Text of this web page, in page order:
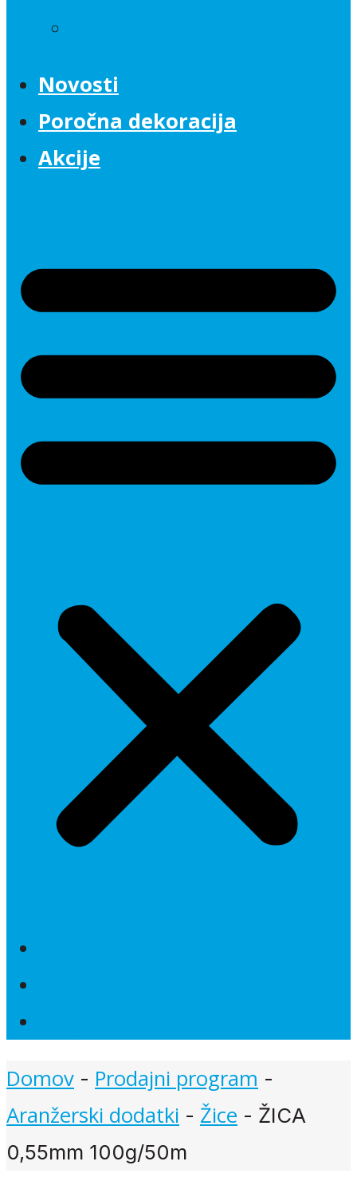
Novosti
Poročna dekoracija
Akcije
Domov - Prodajni program -
Aranžerski dodatki - Žice - ŽICA
0,55mm 100g/50m